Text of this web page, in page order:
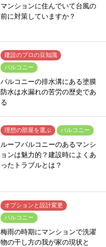
マンションに住んでいて台風の
前に対策していますか？
建設のプロの豆知識
バルコニー
バルコニーの排水溝にある塗膜
防水は水漏れの苦労の歴史であ
る
理想の部屋を選ぶ バルコニー
ルーフバルコニーのあるマンシ
ョンは魅力的？建設時によくあ
ったトラブルとは？
オプションと設計変更
バルコニー
梅雨の時期にマンションで洗濯
物の干し方の我が家の現状と